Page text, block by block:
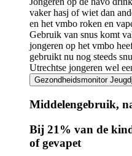
vaker hasj of wiet dan
en het vmbo roken en
Gebruik van snus komt
jongeren op het vmbo
gebruikt nu nog steeds
Utrechtse jongeren wel
Gezondheidsmonitor Jeugdi
Middelengebruik,
Infogram
URL
Bij 21% van de
of gevapet